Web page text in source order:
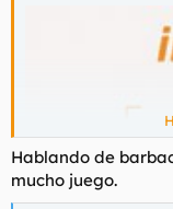
Hablando de
mucho juego.